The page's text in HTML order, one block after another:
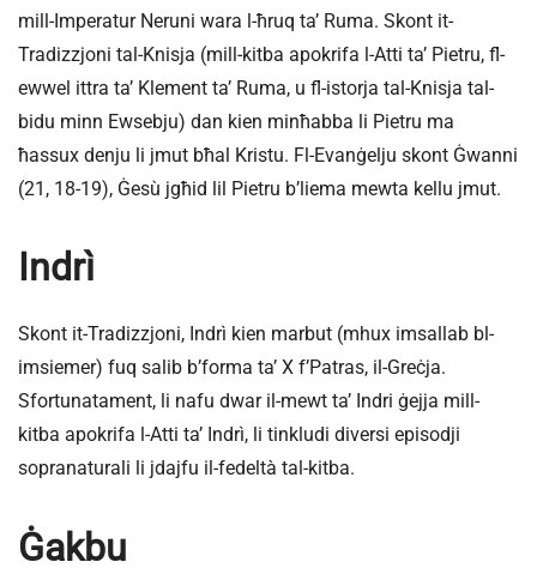
mill-Imperatur Neruni wara l-ħruq ta’ Ruma. Skont it-
Tradizzjoni tal-Knisja (mill-kitba apokrifa l-Atti ta’ Pietru, fl-
ewwel ittra ta’ Klement ta’ Ruma, u fl-istorja tal-Knisja tal-
bidu minn Ewsebju) dan kien minħabba li Pietru ma
ħassux denju li jmut bħal Kristu. Fl-Evanġelju skont Ġwanni
(21, 18-19), Ġesù jgħid lil Pietru b’liema mewta kellu jmut.
Indrì
Skont it-Tradizzjoni, Indrì kien marbut (mhux imsallab bl-
imsiemer) fuq salib b’forma ta’ X f’Patras, il-Greċja.
Sfortunatament, li nafu dwar il-mewt ta’ Indri ġejja mill-
kitba apokrifa l-Atti ta’ Indrì, li tinkludi diversi episodji
sopranaturali li jdajfu il-fedeltà tal-kitba.
Ġakbu